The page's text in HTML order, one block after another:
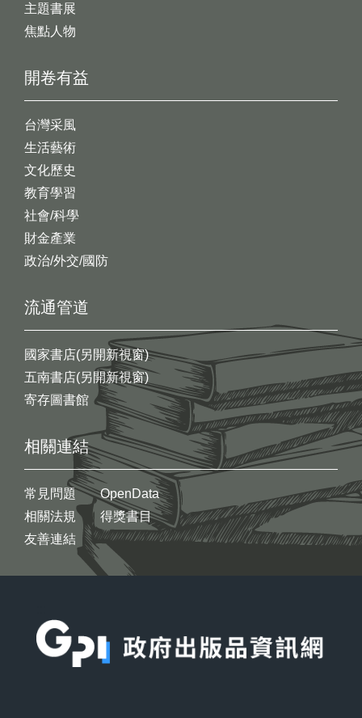
開卷有益
台灣采風
生活藝術
文化歷史
教育學習
社會/科學
財金產業
政治/外交/國防
主題書展
焦點人物
流通管道
國家書店(另開新視窗)
五南書店(另開新視窗)
寄存圖書館
相關連結
常見問題
相關法規
友善連結
OpenData
得獎書目